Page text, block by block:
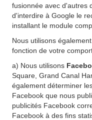
fusionnée avec d'autres
d'interdire à Google le
installant le module
Nous utilisons
fonction de votre
a) Nous utilisons
Square, Grand Canal
également déterminer
Facebook que nous
publicités Facebook
Facebook à des fins